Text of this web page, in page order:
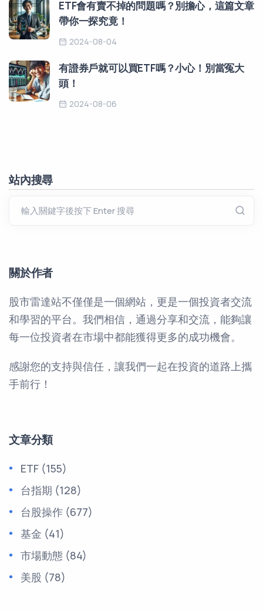
ETF會有賣不掉的問題嗎？別擔心，這篇文章
帶你一探究竟！
2024-08-04
有證券戶就可以買ETF嗎？小心！別當冤大
頭！
2024-08-06
站內搜尋
關於作者
股市雷達站不僅僅是一個網站，更是一個投資者交流
和學習的平台。我們相信，通過分享和交流，能夠讓
每一位投資者在市場中都能獲得更多的成功機會。
感謝您的支持與信任，讓我們一起在投資的道路上攜
手前行！
文章分類
ETF (155)
台指期 (128)
台股操作 (677)
基金 (41)
市場動態 (84)
美股 (78)